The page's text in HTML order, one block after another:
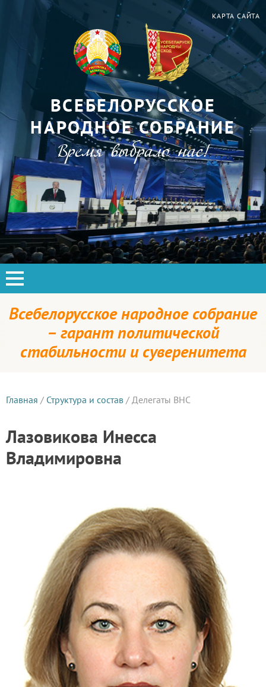
КАРТА САЙТА
ВСЕБЕЛОРУССКОЕ
НАРОДНОЕ СОБРАНИЕ
Время выбрало нас!
Всебелорусское народное собрание
– гарант политической
стабильности и суверенитета
Главная / Структура и состав / Делегаты ВНС
Лазовикова Инесса
Владимировна